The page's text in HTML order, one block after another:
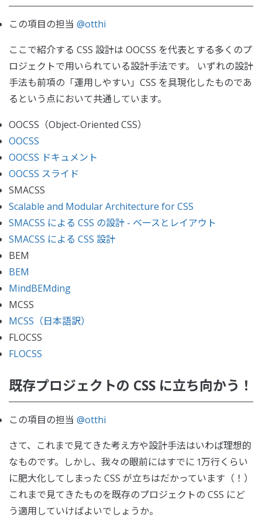
この項目の担当 @otthi
ここで紹介する CSS 設計は OOCSS を代表とする多くのプ
ロジェクトで用いられている設計手法です。 いずれの設計
手法も前項の「運用しやすい」CSS を具現化したものであ
るという点において共通しています。
OOCSS（Object-Oriented CSS）
OOCSS
OOCSS ドキュメント
OOCSS スライド
SMACSS
Scalable and Modular Architecture for CSS
SMACSS による CSS の設計 - ベースとレイアウト
SMACSS による CSS 設計
BEM
BEM
MindBEMding
MCSS
MCSS（日本語訳）
FLOCSS
FLOCSS
既存プロジェクトの CSS に立ち向かう！
この項目の担当 @otthi
さて、これまで見てきた考え方や設計手法はいわば理想的
なものです。しかし、我々の眼前にはすでに 1万行くらい
に肥大化してしまった CSS が立ちはだかっています（！）
これまで見てきたものを既存のプロジェクトの CSS にど
う適用していけばよいでしょうか。